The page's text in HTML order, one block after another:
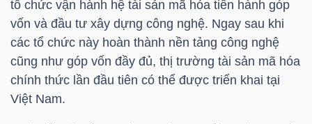
tổ chức vận hành hệ tài sản mã hóa tiến hành góp
vốn và đầu tư xây dựng công nghệ. Ngay sau khi
các tổ chức này hoàn thành nền tảng công nghệ
cũng như góp vốn đầy đủ, thị trường tài sản mã hóa
chính thức lần đầu tiên có thể được triển khai tại
Việt Nam.
DỊCH
VỤ
TRUYỀN
THÔNG